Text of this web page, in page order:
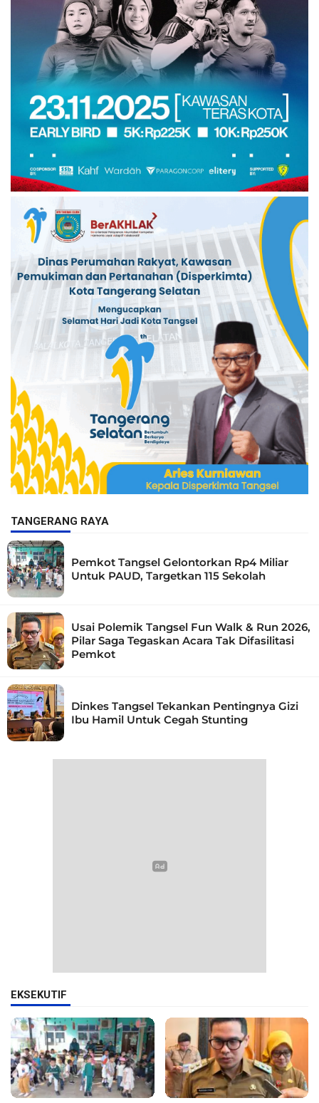
TANGERANG RAYA
Pemkot Tangsel Gelontorkan Rp4 Miliar
Untuk PAUD, Targetkan 115 Sekolah
Usai Polemik Tangsel Fun Walk & Run 2026,
Pilar Saga Tegaskan Acara Tak Difasilitasi
Pemkot
Dinkes Tangsel Tekankan Pentingnya Gizi
Ibu Hamil Untuk Cegah Stunting
EKSEKUTIF